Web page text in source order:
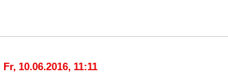
Fr, 10.06.2016, 11:11